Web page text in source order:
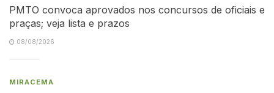
PMTO convoca aprovados nos concursos de oficiais e
praças; veja lista e prazos
08/08/2026
MIRACEMA